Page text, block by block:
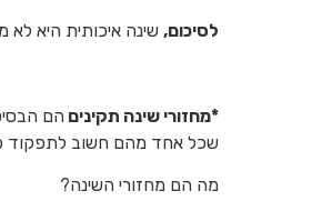
לסיכום, שינה איכותית היא לא
*מחזורי שינה תקינים
שכל אחד מהם חשוב לתפקוד
מה הם מחזורי השינה?